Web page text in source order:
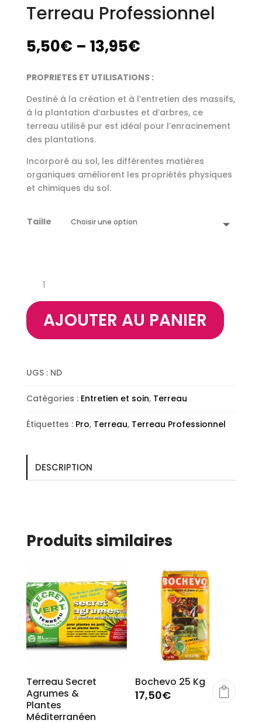
Terreau Professionnel
5,50€ – 13,95€
PROPRIETES ET UTILISATIONS :
Destiné à la création et à l’entretien des massifs,
à la plantation d’arbustes et d’arbres, ce
terreau utilisé pur est idéal pour l’enracinement
des plantations.
Incorporé au sol, les différentes matières
organiques améliorent les propriétés physiques
et chimiques du sol.
Taille
Terreau
Professionnel
AJOUTER AU PANIER
UGS : ND
Catégories : Entretien et soin, Terreau
Étiquettes : Pro, Terreau, Terreau Professionnel
DESCRIPTION
Produits similaires
Terreau Secret
Agrumes &
Plantes
Méditerranéen
Bochevo 25 Kg
17,50€